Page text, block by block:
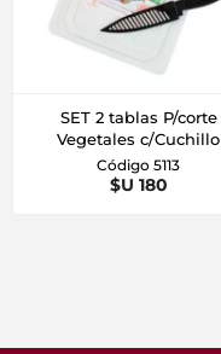
SET 2 tablas P/corte
Vegetales c/Cuchillo
Código 5113
$U 180